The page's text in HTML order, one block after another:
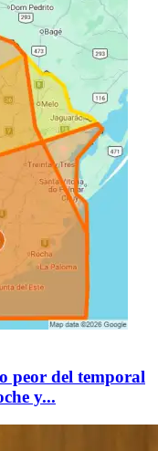
peor del temporal
y...